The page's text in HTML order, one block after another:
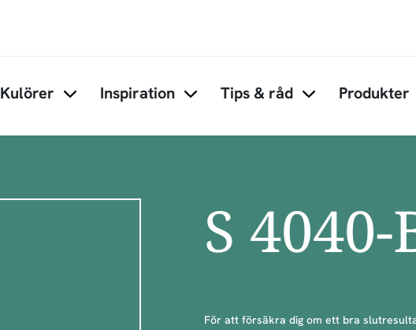
Kulörer Inspiration Tips & råd Produkter
S 4040-
För att försäkra dig om ett bra